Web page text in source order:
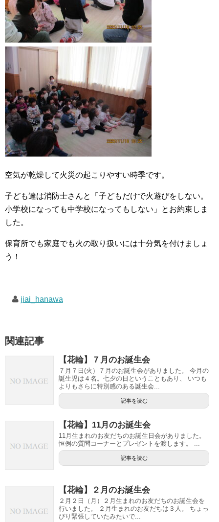
空気が乾燥して火災の起こりやすい時季です。
子ども達は消防士さんと「子どもだけで火遊びをしない。
小学校になっても中学校になってもしない」とお約束しま
した。
保育所でも家庭でも火の取り扱いには十分気を付けましょ
う！
jiai_hanawa
関連記事
【花輪】７月のお誕生会
７月７日(火）７月のお誕生会がありました。 今月の
誕生児は４名。七夕の日ということもあり、 いつも
よりもさらに特別感のある誕生会...
記事を読む
【花輪】11月のお誕生会
11月生まれのお友だちのお誕生日会がありました。
恒例の質問コーナーとプレゼントを渡します。 ...
記事を読む
【花輪】２月のお誕生会
２月２日（月）２月生まれのお友だちのお誕生会を
行いました。 ２月生まれのお友だちは３人。 ちょっ
ぴり緊張していたみたいで...